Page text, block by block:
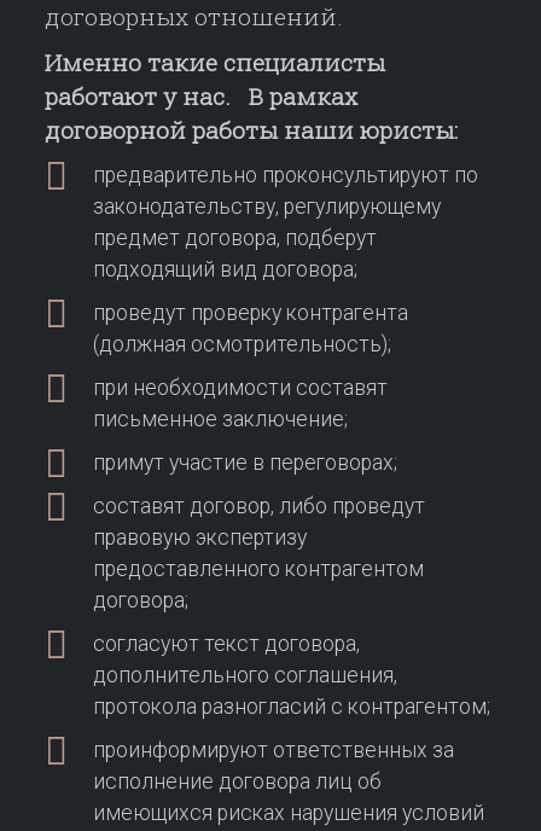
договорных отношений.
Именно такие специалисты
работают у нас. В рамках
договорной работы наши юристы:
предварительно проконсультируют по
законодательству, регулирующему
предмет договора, подберут
подходящий вид договора;
проведут проверку контрагента
(должная осмотрительность);
при необходимости составят
письменное заключение;
примут участие в переговорах;
составят договор, либо проведут
правовую экспертизу
предоставленного контрагентом
договора;
согласуют текст договора,
дополнительного соглашения,
протокола разногласий с контрагентом;
проинформируют ответственных за
исполнение договора лиц об
имеющихся рисках нарушения условий